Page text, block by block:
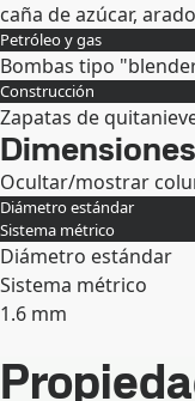
caña de azúcar,
Expandir
Petróleo y gas
Bombas tipo
Expandir
Construcción
Zapatas de
Expandir
Ocultar/mostrar
Diámetro estándar
Sistema métrico
Diámetro estándar
Sistema métrico
1.6 mm